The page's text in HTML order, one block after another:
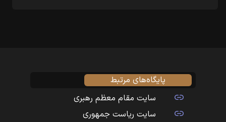
پایگاه‌های مرتبط
سایت مقام معظم رهبری
سایت ریاست جمهوری